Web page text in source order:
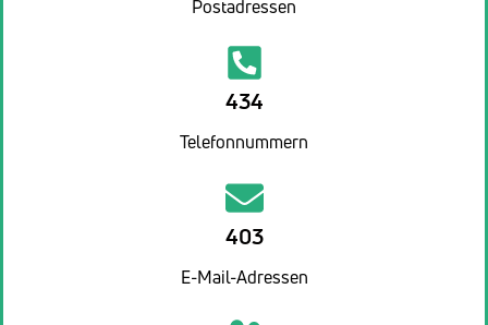
Postadressen
434
Telefonnummern
403
E-Mail-Adressen